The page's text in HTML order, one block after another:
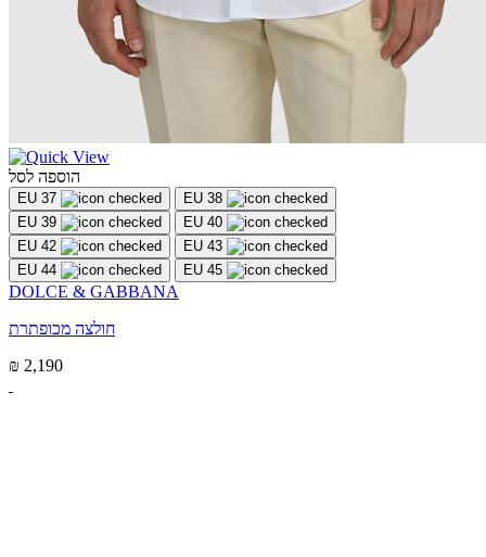
הוספה לסל
EU 37
EU 38
EU 39
EU 40
EU 42
EU 43
EU 44
EU 45
DOLCE & GABBANA
חולצה מכופתרת
₪ 2,190